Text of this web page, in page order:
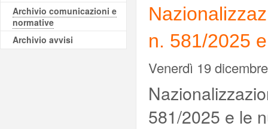
Archivio comunicazioni e
normative
Archivio avvisi
n. 581/2025
Venerdì 19
581/2025 e le